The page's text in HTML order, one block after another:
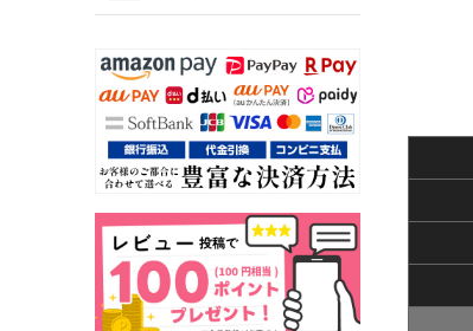
ローレル
セフィーロ